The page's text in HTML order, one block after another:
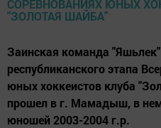
Заинская команда
республиканского этапа
юных хоккеистов клуба
прошел в г. Мамадыш, в
юношей 2003-2004 г.р.